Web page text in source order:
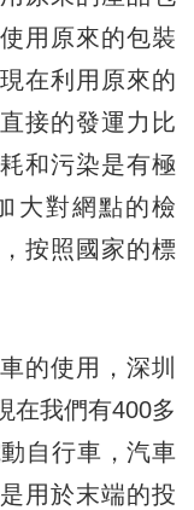
用原來的包裝
在利用原來的
接的發運力比
和污染是有極
大對網點的檢
按照國家的標
使用，深圳
在我們有400多
自行車，汽車
用於末端的投